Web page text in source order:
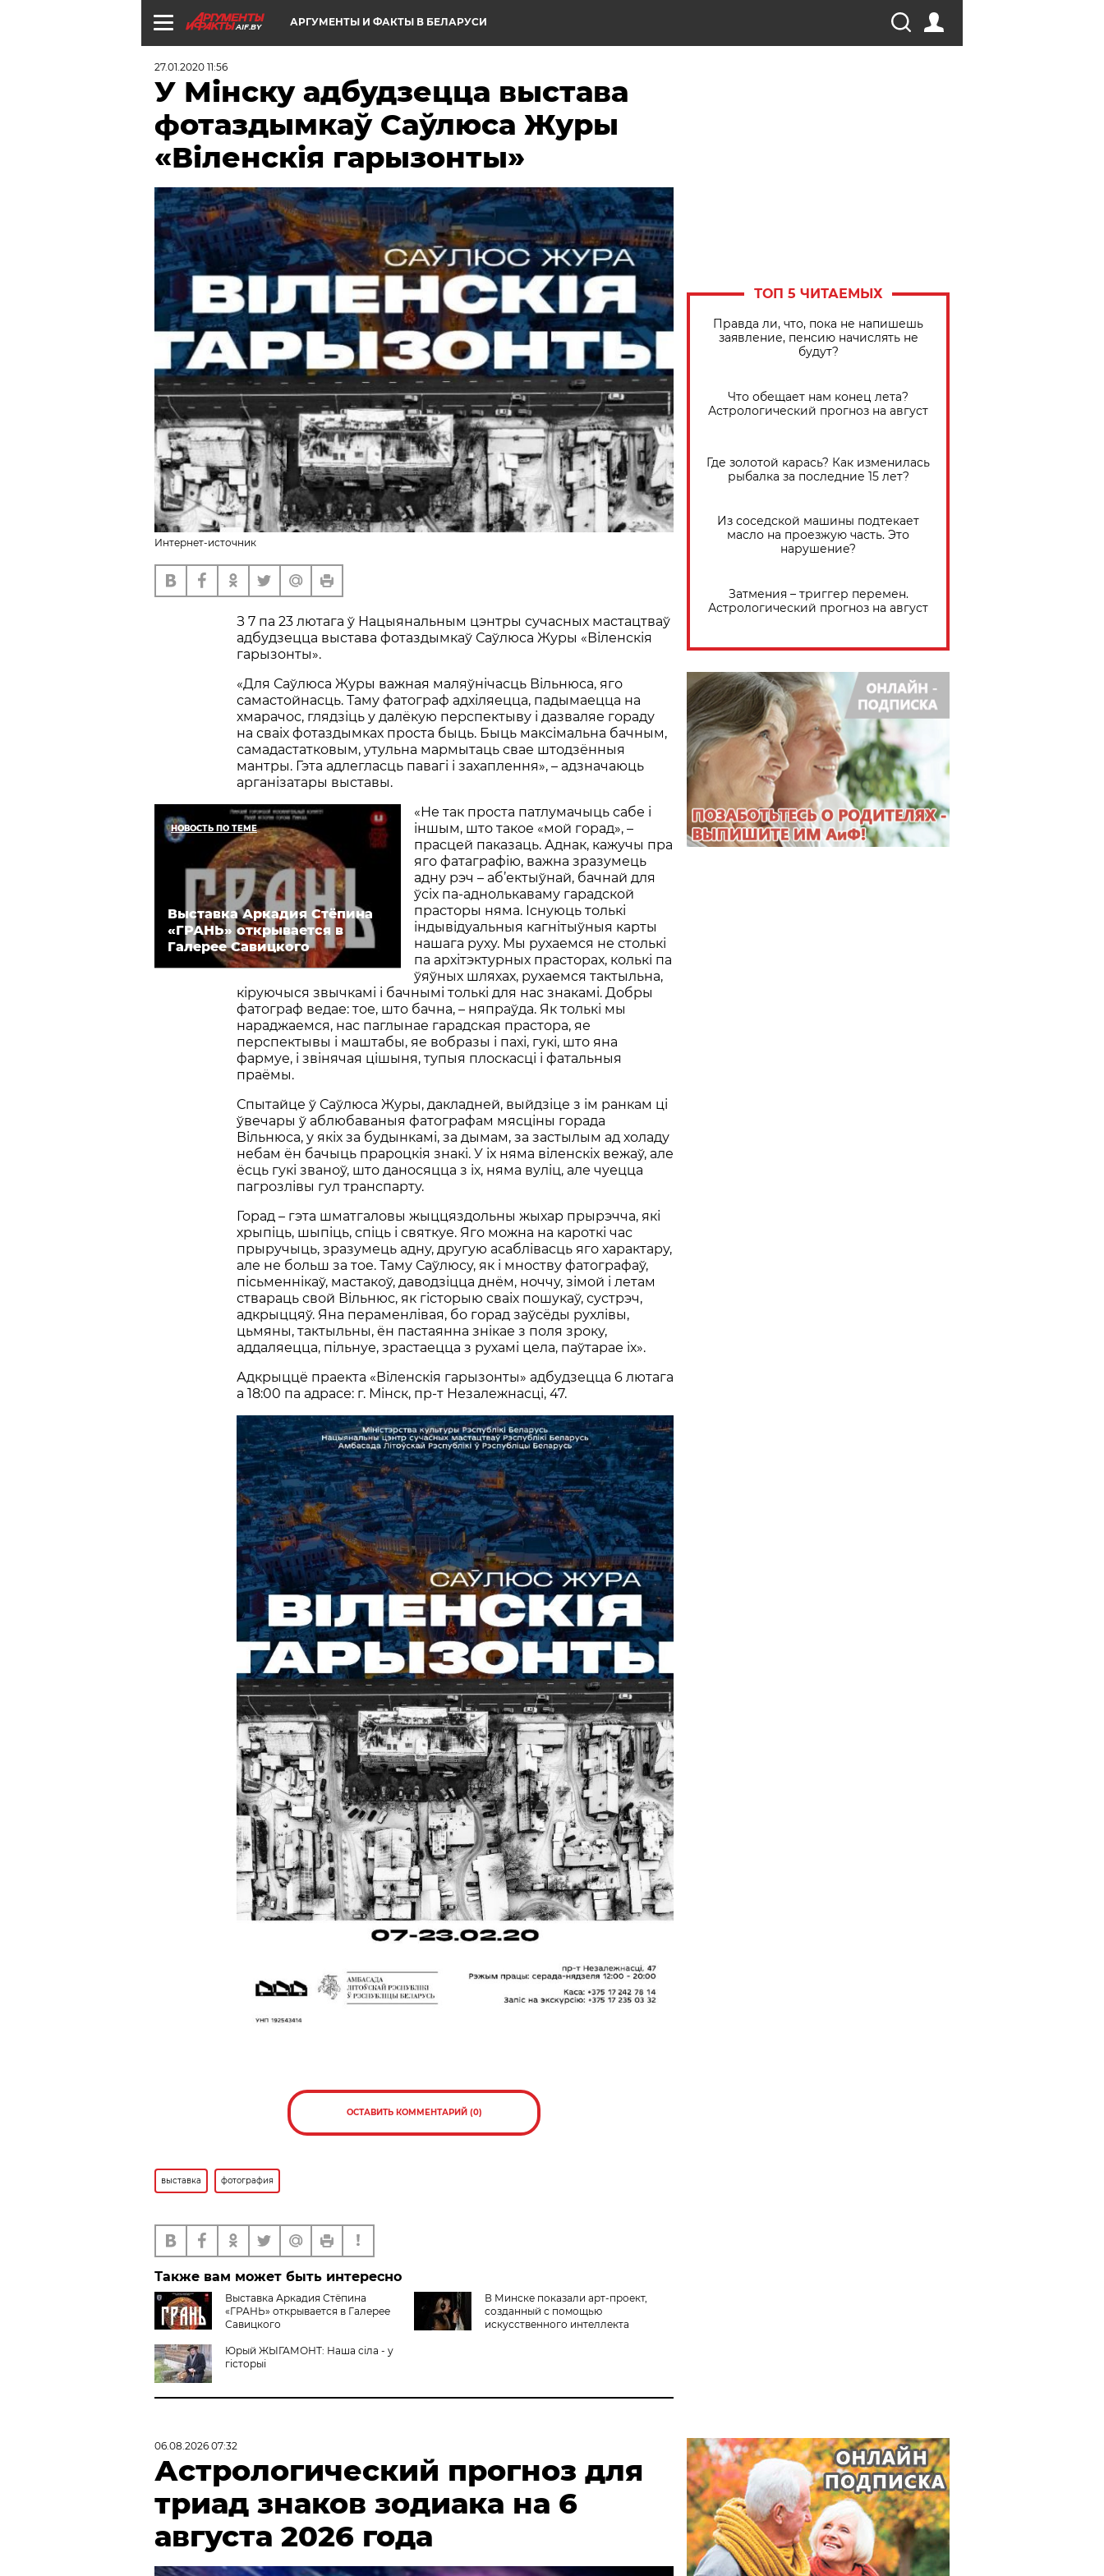
AIF.BY АРГУМЕНТЫ И ФАКТЫ В БЕЛАРУСИ
27.01.2020 11:56
У Мінску адбудзецца выстава
фотаздымкаў Саўлюса Журы
«Віленскія гарызонты»
Интернет-источник
З 7 па 23 лютага ў Нацыянальным цэнтры сучасных мастацтваў
адбудзецца выстава фотаздымкаў Саўлюса Журы «Віленскія
гарызонты».
«Для Саўлюса Журы важная маляўнічасць Вільнюса, яго
самастойнасць. Таму фатограф адхіляецца, падымаецца на
хмарачос, глядзіць у далёкую перспектыву і дазваляе гораду
на сваіх фотаздымках проста быць. Быць максімальна бачным,
самадастатковым, утульна мармытаць свае штодзённыя
мантры. Гэта адлегласць павагі і захаплення», – адзначаюць
арганізатары выставы.
НОВОСТЬ ПО ТЕМЕ
Выставка Аркадия Стёпина
«ГРАНЬ» открывается в
Галерее Савицкого
«Не так проста патлумачыць сабе і
іншым, што такое «мой горад», –
прасцей паказаць. Аднак, кажучы пра
яго фатаграфію, важна зразумець
адну рэч – аб’ектыўнай, бачнай для
ўсіх па-аднолькаваму гарадской
прасторы няма. Існуюць толькі
індывідуальныя кагнітыўныя карты
нашага руху. Мы рухаемся не столькі
па архітэктурных прасторах, колькі па
ўяўных шляхах, рухаемся тактыльна,
кіруючыся звычкамі і бачнымі толькі для нас знакамі. Добры
фатограф ведае: тое, што бачна, – няпраўда. Як толькі мы
нараджаемся, нас паглынае гарадская прастора, яе
перспектывы і маштабы, яе вобразы і пахі, гукі, што яна
фармуе, і звінячая цішыня, тупыя плоскасці і фатальныя
праёмы.
Спытайце ў Саўлюса Журы, дакладней, выйдзіце з ім ранкам ці
ўвечары ў аблюбаваныя фатографам мясціны горада
Вільнюса, у якіх за будынкамі, за дымам, за застылым ад холаду
небам ён бачыць прароцкія знакі. У іх няма віленскіх вежаў, але
ёсць гукі званоў, што даносяцца з іх, няма вуліц, але чуецца
пагрозлівы гул транспарту.
Горад – гэта шматгаловы жыццяздольны жыхар прырэчча, які
хрыпіць, шыпіць, спіць і святкуе. Яго можна на кароткі час
прыручыць, зразумець адну, другую асаблівасць яго характару,
але не больш за тое. Таму Саўлюсу, як і мноству фатографаў,
пісьменнікаў, мастакоў, даводзіцца днём, ноччу, зімой і летам
ствараць свой Вільнюс, як гісторыю сваіх пошукаў, сустрэч,
адкрыццяў. Яна пераменлівая, бо горад заўсёды рухлівы,
цьмяны, тактыльны, ён пастаянна знікае з поля зроку,
аддаляецца, пільнуе, зрастаецца з рухамі цела, паўтарае іх».
Адкрыццё праекта «Віленскія гарызонты» адбудзецца 6 лютага
а 18:00 па адрасе: г. Мінск, пр-т Незалежнасцi, 47.
ОСТАВИТЬ КОММЕНТАРИЙ (0)
выставка фотография
Также вам может быть интересно
Выставка Аркадия Стёпина
«ГРАНЬ» открывается в Галерее
Савицкого
В Минске показали арт-проект,
созданный с помощью
искусственного интеллекта
Юрый ЖЫГАМОНТ: Наша сіла - у
гісторыі
ТОП 5 ЧИТАЕМЫХ
Правда ли, что, пока не напишешь
заявление, пенсию начислять не
будут?
​Что обещает нам конец лета?
Астрологический прогноз на август
Где золотой карась? Как изменилась
рыбалка за последние 15 лет?
Из соседской машины подтекает
масло на проезжую часть. Это
нарушение?
Затмения – триггер перемен.
Астрологический прогноз на август
06.08.2026 07:32
Астрологический прогноз для
триад знаков зодиака на 6
августа 2026 года